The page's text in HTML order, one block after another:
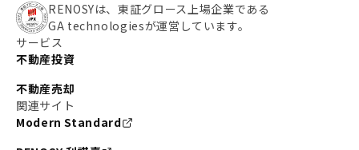
RENOSYは、東証グロース上場企業である
GA technologiesが運営しています。
サービス
不動産投資
不動産売却
関連サイト
Modern Standard